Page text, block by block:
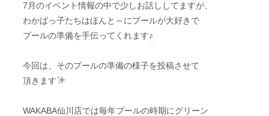
7月のイベント情報の中で少しお話ししてますが、
わかばっ子たちはほんと～にプールが大好きで
プールの準備を手伝ってくれます♪
今回は、そのプールの準備の様子を投稿させて
頂きます
WAKABA仙川店では毎年プールの時期にグリーン